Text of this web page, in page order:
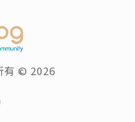
有 © 2026